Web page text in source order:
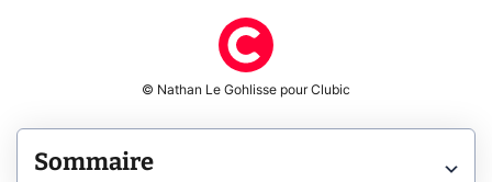
© Nathan Le Gohlisse pour Clubic
Sommaire